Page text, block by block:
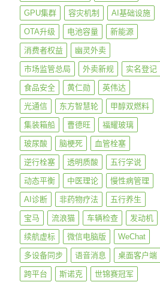
GPU集群 容灾机制 AI基础设施
OTA升级 电池容量 新能源
消费者权益 幽灵外卖
市场监管总局 外卖新规 实名登记
食品安全 黄仁勋 英伟达
光通信 东方智慧轮 甲醇双燃料
集装箱船 曹德旺 福耀玻璃
玻尿酸 脑梗死 血管栓塞
逆行栓塞 透明质酸 五行学说
动态平衡 中医理论 慢性病管理
AI诊断 非药物疗法 五行养生
宝马 流浪猫 车辆检查 发动机
续航虚标 微信电脑版 WeChat
多设备同步 语音消息 桌面客户端
跨平台 斯诺克 世锦赛冠军